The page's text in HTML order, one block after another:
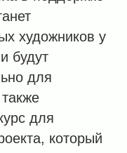
художников у
будут
для
для
который